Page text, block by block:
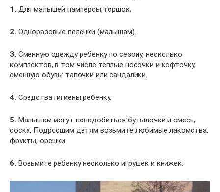
1. Для малышей памперсы, горшок.
2. Одноразовые пеленки (малышам).
3. Сменную одежду ребенку по сезону, несколько
комплектов, в том числе теплые носочки и кофточку,
сменную обувь: тапочки или сандалики.
4. Средства гигиены ребенку.
5. Малышам могут понадобиться бутылочки и смесь,
соска. Подросшим детям возьмите любимые лакомства,
фрукты, орешки.
6. Возьмите ребенку несколько игрушек и книжек.